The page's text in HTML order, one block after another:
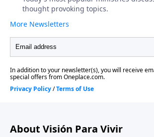
About Visión Para Vivir